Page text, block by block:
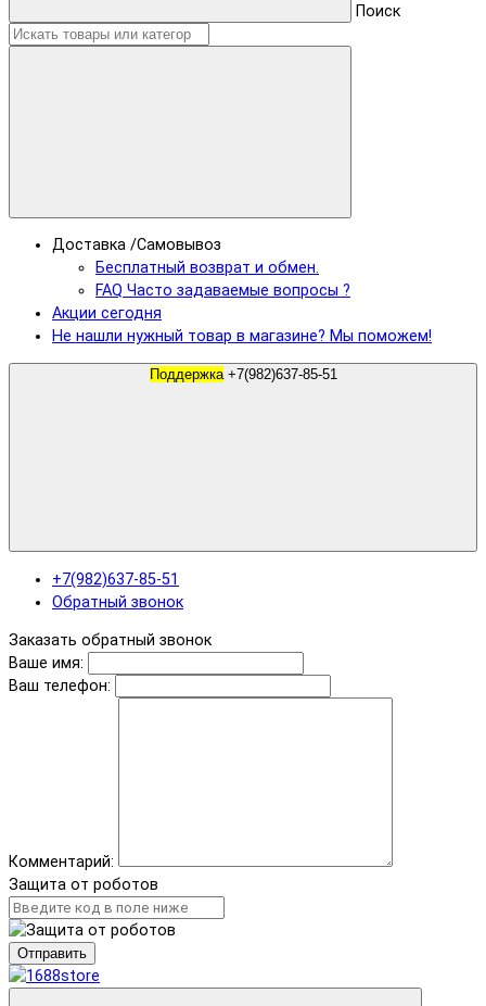
Поиск
Доставка /Самовывоз
Бесплатный возврат и обмен.
FAQ Часто задаваемые вопросы ?
Акции сегодня
Не нашли нужный товар в магазине? Мы поможем!
Поддержка +7(982)637-85-51
+7(982)637-85-51
Обратный звонок
Заказать обратный звонок
Ваше имя:
Ваш телефон:
Комментарий:
Защита от роботов
Отправить